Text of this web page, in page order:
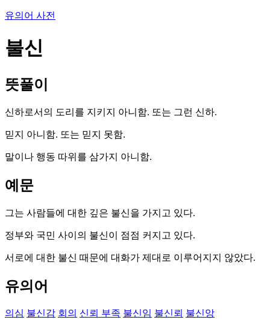
유의어 사전
불신
뜻풀이
신하로서의 도리를 지키지 아니함. 또는 그런 신하.
믿지 아니함. 또는 믿지 못함.
말이나 행동 따위를 삼가지 아니함.
예문
그는 사람들에 대한 깊은 불신을 가지고 있다.
정부와 국민 사이의 불신이 점점 커지고 있다.
서로에 대한 불신 때문에 대화가 제대로 이루어지지 않았다.
유의어
의심 불신감 회의 신뢰 부족 불신임 불신뢰 불신앙